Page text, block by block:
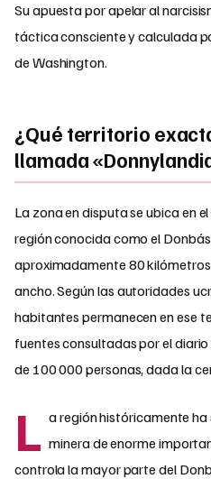
Su apuesta por apelar al
táctica consciente y calculada
de Washington.
¿Qué territorio
llamada
La zona en disputa se ubica en
región conocida como el
aproximadamente 80
ancho. Según las autoridades
habitantes permanecen en ese
fuentes consultadas por el
de 100 000 personas, dada la
L a región históricamente
minera de enorme
controla la mayor parte del